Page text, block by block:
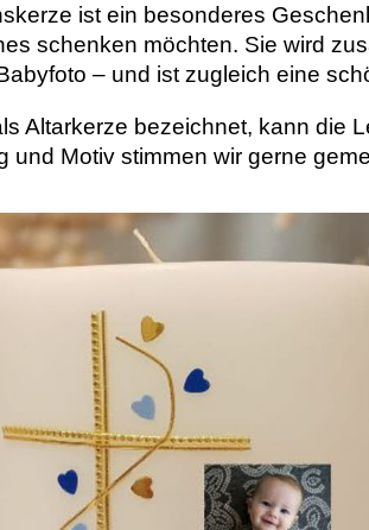
ist ein besonderes
schenken möchten. Sie wird
– und ist zugleich eine
Altarkerze bezeichnet, kann die
und Motiv stimmen wir gerne